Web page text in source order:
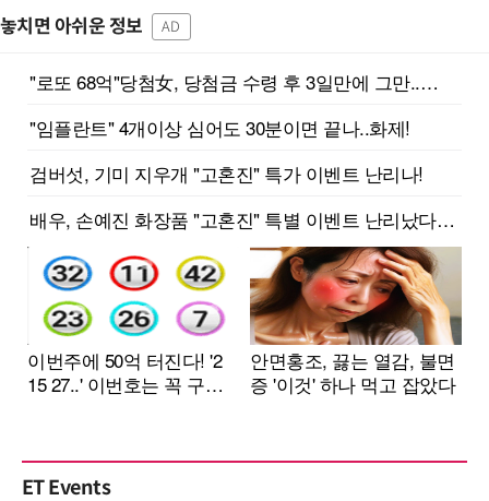
놓치면 아쉬운 정보 AD
ET Events